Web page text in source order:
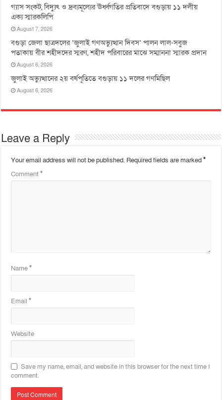
গ্যাস সংকট, বিদ্যুৎ ও দ্রব্যমূল্যের ঊর্ধ্বগতির প্রতিবাদে বগুড়ায় ১১ দলীয়
এক্য স্মারকলিপি
August 7, 2026
বগুড়া জেলা ছাত্রদলের ‘জুলাই গণঅভ্যুত্থান দিবস’ পালন লাল-সবুজ
পতাকায় বীর শহীদদের স্মরণ, শহীদ পরিবারের মাঝে সম্মাননা স্মারক প্রদান
August 6, 2026
জুলাই অভ্যুত্থানের ২য় বর্ষপূতিতে বগুড়ায় ১১ দলের গণমিছিল
August 6, 2026
Leave a Reply
Your email address will not be published. Required fields are marked*
Comment*
Name*
Email*
Website
Save my name, email, and website in this browser for the next time I
comment.